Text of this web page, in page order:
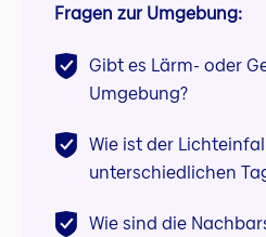
Fragen zur Umgebung:
Gibt es Lärm- oder
Umgebung?
Wie ist der
unterschiedlichen
Wie sind die